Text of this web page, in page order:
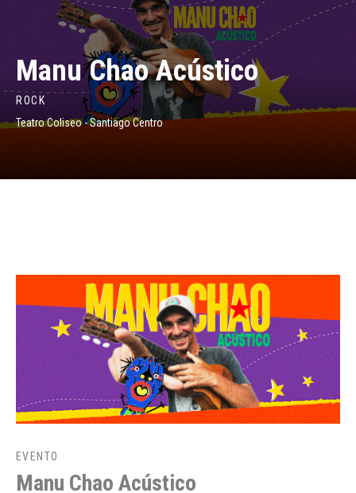
Manu Chao Acústico
ROCK
Teatro Coliseo - Santiago Centro
EVENTO
Manu Chao Acústico